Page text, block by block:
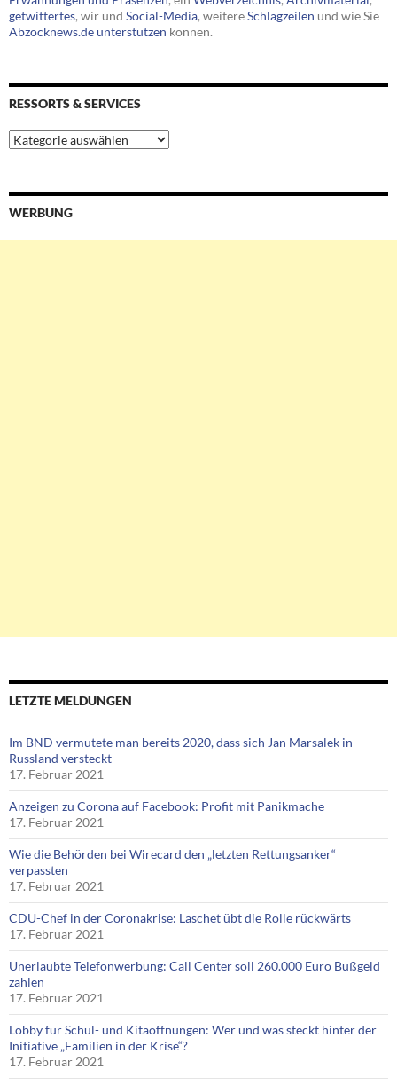
getwittertes, wir und Social-Media, weitereSchlagzeilen und wie Sie
Abzocknews.de unterstützen können.
RESSORTS & SERVICES
Ressorts
&
WERBUNG
LETZTE MELDUNGEN
Im BND vermutete man bereits 2020, dass sich Jan Marsalek in
Russland versteckt
17. Februar 2021
Anzeigen zu Corona auf Facebook: Profit mit Panikmache
17. Februar 2021
Wie die Behörden bei Wirecard den „letzten Rettungsanker“
verpassten
17. Februar 2021
CDU-Chef in der Coronakrise: Laschet übt die Rolle rückwärts
17. Februar 2021
Unerlaubte Telefonwerbung: Call Center soll 260.000 Euro Bußgeld
zahlen
17. Februar 2021
Lobby für Schul- und Kitaöffnungen: Wer und was steckt hinter der
Initiative „Familien in der Krise“?
17. Februar 2021